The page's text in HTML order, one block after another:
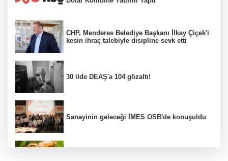
CHP, Menderes Belediye Başkanı İlkay Çiçek'i
kesin ihraç talebiyle disipline sevk etti
30 ilde DEAŞ'a 104 gözaltı!
Sanayinin geleceği İMES OSB'de konuşuldu